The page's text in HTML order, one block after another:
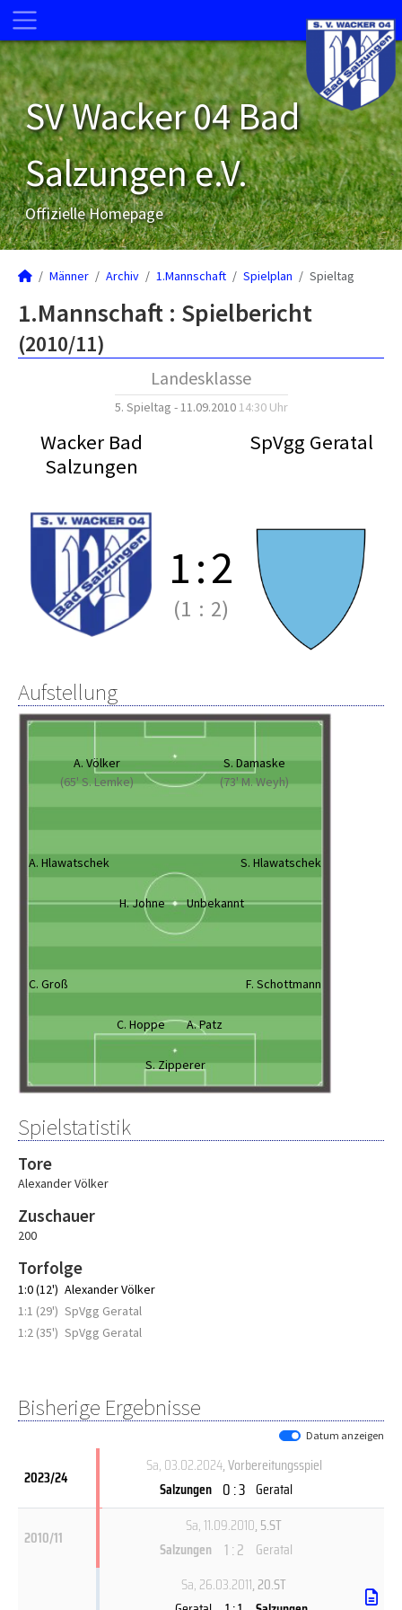
SV Wacker 04 Bad
Salzungen e.V.
Offizielle Homepage
Männer Archiv 1.Mannschaft Spielplan Spieltag
1.Mannschaft : Spielbericht
(2010/11)
Landesklasse
5. Spieltag - 11.09.2010 14:30 Uhr
Wacker Bad
Salzungen
SpVgg Geratal
1:2
(1 : 2)
Aufstellung
A. Völker
(65' S. Lemke)
S. Damaske
(73' M. Weyh)
A. Hlawatschek S. Hlawatschek
H. Johne Unbekannt
C. Groß F. Schottmann
C. Hoppe A. Patz
S. Zipperer
Spielstatistik
Tore
Alexander Völker
Zuschauer
200
Torfolge
1:0 (12') Alexander Völker
1:1 (29') SpVgg Geratal
1:2 (35') SpVgg Geratal
Bisherige Ergebnisse
Datum anzeigen
2023/24
Sa, 03.02.2024, Vorbereitungsspiel
Salzungen 0 : 3 Geratal
2010/11
Sa, 11.09.2010, 5.ST
Salzungen 1 : 2 Geratal
Sa, 26.03.2011, 20.ST